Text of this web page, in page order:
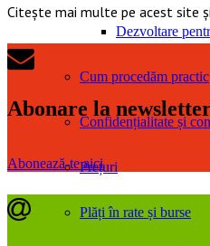
Dezvoltare
Cum procedăm practic
Confidențialitate și
Prețuri
Plăți în rate și burse
Citește mai multe pe acest site
Abonare la
Abonează-te aici